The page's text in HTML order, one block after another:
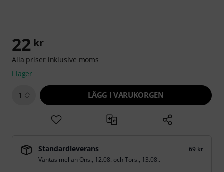
22 kr
Alla priser inklusive moms
i lager
1 LÄGG I VARUKORGEN
Standardleverans
69 kr
Väntas mellan Ons., 12.08. ochTors., 13.08..